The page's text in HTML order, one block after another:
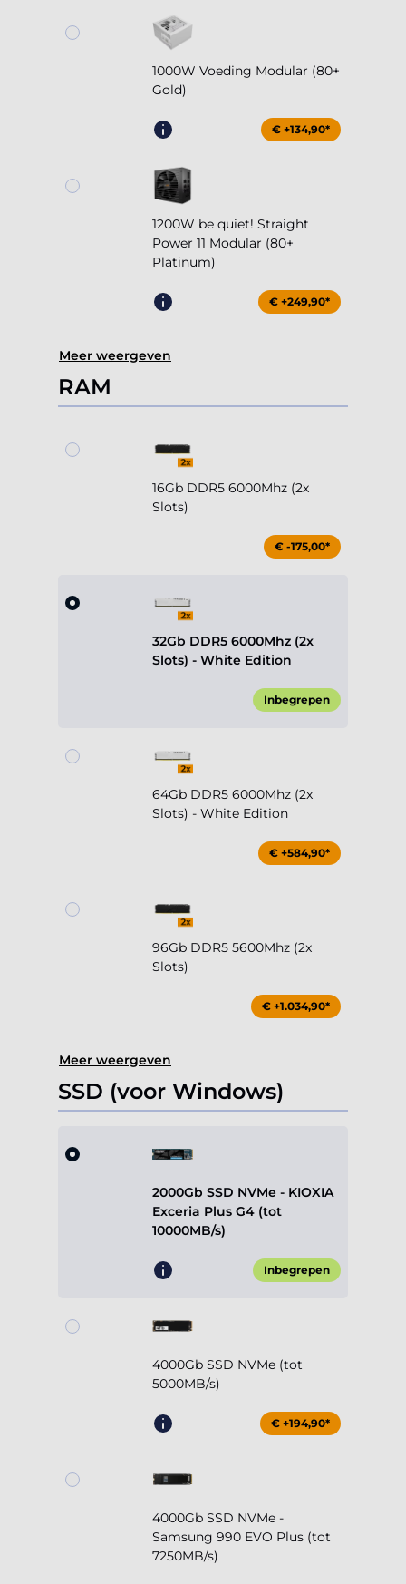
1000W Voeding Modular (80+
Gold)
€ +134,90*
1200W be quiet! Straight
Power 11 Modular (80+
Platinum)
€ +249,90*
Meer weergeven
RAM
16Gb DDR5 6000Mhz (2x
Slots)
€ -175,00*
32Gb DDR5 6000Mhz (2x
Slots) - White Edition
Inbegrepen
64Gb DDR5 6000Mhz (2x
Slots) - White Edition
€ +584,90*
96Gb DDR5 5600Mhz (2x
Slots)
€ +1.034,90*
Meer weergeven
SSD (voor Windows)
2000Gb SSD NVMe - KIOXIA
Exceria Plus G4 (tot
10000MB/s)
Inbegrepen
4000Gb SSD NVMe (tot
5000MB/s)
€ +194,90*
4000Gb SSD NVMe -
Samsung 990 EVO Plus (tot
7250MB/s)